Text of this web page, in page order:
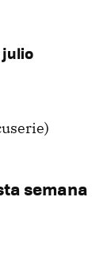
julio
semana